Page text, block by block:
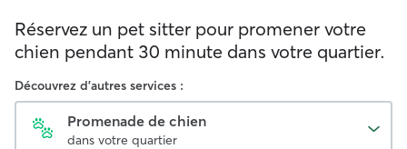
Réservez un pet sitter pour promener votre
chien pendant 30 minute dans votre quartier.
Découvrez d'autres services :
Promenade de chien
dans votre quartier